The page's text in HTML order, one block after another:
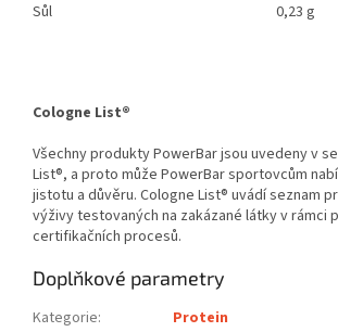
Sůl
0,23 g
Cologne List®
Všechny produkty PowerBar jsou uvedeny v
List®, a proto může PowerBar sportovcům
jistotu a důvěru. Cologne List® uvádí seznam
výživy testovaných na zakázané látky v rámci
certifikačních procesů.
Doplňkové parametry
Kategorie:
Protein